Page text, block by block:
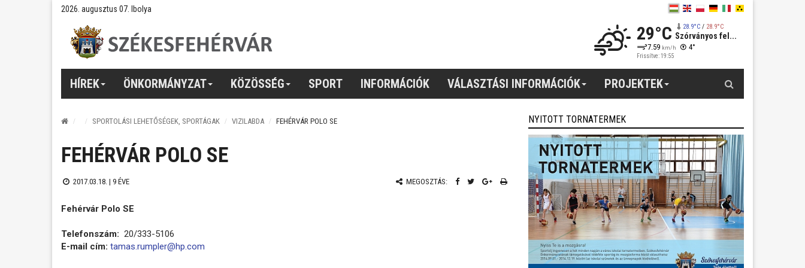
2026. augusztus 07. Ibolya
29°C 28.9°C/ 28.9°C
Szórványos fel...
7.59 km/h 4°
Frissítve: 19:55
HÍREK ÖNKORMÁNYZAT KÖZÖSSÉG SPORT INFORMÁCIÓK VÁLASZTÁSI INFORMÁCIÓK PROJEKTEK
SPORTOLÁSI LEHETŐSÉGEK, SPORTÁGAK VIZILABDA FEHÉRVÁR POLO SE
FEHÉRVÁR POLO SE
2017.03.18. | 9 ÉVE MEGOSZTÁS:
Fehérvár Polo SE
Telefonszám: 20/333-5106
E-mail cím: tamas.rumpler@hp.com
NYITOTT TORNATERMEK